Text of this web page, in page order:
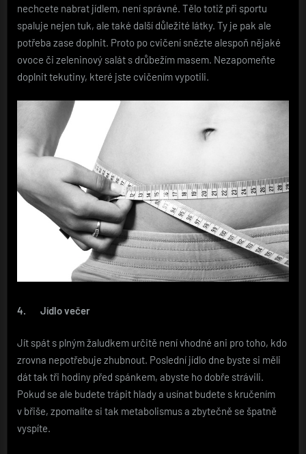
nechcete nabrat jídlem, není správné. Tělo totiž při sportu
spaluje nejen tuk, ale také další důležité látky. Ty je pak ale
potřeba zase doplnit. Proto po cvičení snězte alespoň nějaké
ovoce či zeleninový salát s drůbežím masem. Nezapomeňte
doplnit tekutiny, které jste cvičením vypotili.
4. Jídlo večer
Jít spát s plným žaludkem určitě není vhodné ani pro toho, kdo
zrovna nepotřebuje zhubnout. Poslední jídlo dne byste si měli
dát tak tři hodiny před spánkem, abyste ho dobře strávili.
Pokud se ale budete trápit hlady a usínat budete s kručením
v břiše, zpomalíte si tak metabolismus a zbytečně se špatně
vyspíte.